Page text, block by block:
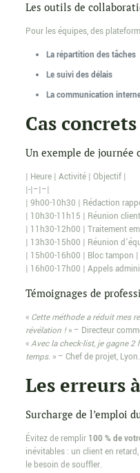
Les outils de
Pour les équipes, des
La répartition des tâches
Le suivi des délais
La communication
Cas
Un exemple de journée
| Heure | Activité | Objectif |
|-|–|–|
| 9h00-10h30 | Rédaction
| 10h30-11h15 | Réunion
| 11h30-12h00 | Traitement
| 13h30-15h00 | Réunion
| 15h00-16h00 | Bloc tampon
| 16h00-17h00 | Appels
Témoignages de
« Cette méthode a réduit mes
révélation !» – Directeur
«Avec la check-list, je gagne
temps. » – Chef de projet, Lyon.
Les erreurs
Surcharge de l’emploi
Évitez de remplir 100 % de
inévitables : un client en
le besoin de souffler.